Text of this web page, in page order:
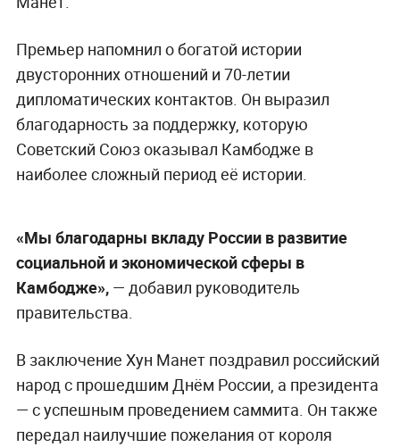
Премьер напомнил о богатой истории
двусторонних отношений и 70-летии
дипломатических контактов. Он выразил
благодарность за поддержку, которую
Советский Союз оказывал Камбодже в
наиболее сложный период её истории.
«Мы благодарны вкладу России в развитие
социальной и экономической сферы в
Камбодже»,— добавил руководитель
правительства.
В заключение Хун Манет поздравил российский
народ с прошедшим Днём России, а президента
— с успешным проведением саммита. Он также
передал наилучшие пожелания от короля